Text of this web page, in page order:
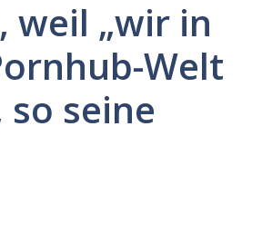
weil „wir in
Welt
so seine